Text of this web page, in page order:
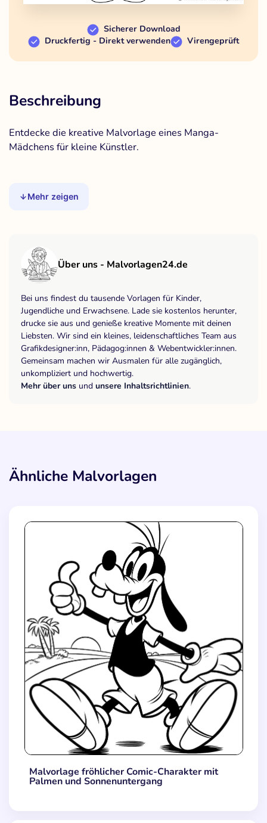
Sicherer Download
Druckfertig - Direkt verwenden
Virengeprüft
Beschreibung
Entdecke die kreative Malvorlage eines Manga-
Mädchens für kleine Künstler.
Mehr zeigen
Über uns - Malvorlagen24.de
Bei uns findest du tausende Vorlagen für Kinder,
Jugendliche und Erwachsene. Lade sie kostenlos herunter,
drucke sie aus und genieße kreative Momente mit deinen
Liebsten. Wir sind ein kleines, leidenschaftliches Team aus
Grafikdesigner:inn, Pädagog:innen & Webentwickler:innen.
Gemeinsam machen wir Ausmalen für alle zugänglich,
unkompliziert und hochwertig.
Mehr über uns und unsere Inhaltsrichtlinien.
Ähnliche Malvorlagen
Malvorlage fröhlicher Comic-Charakter mit
Palmen und Sonnenuntergang